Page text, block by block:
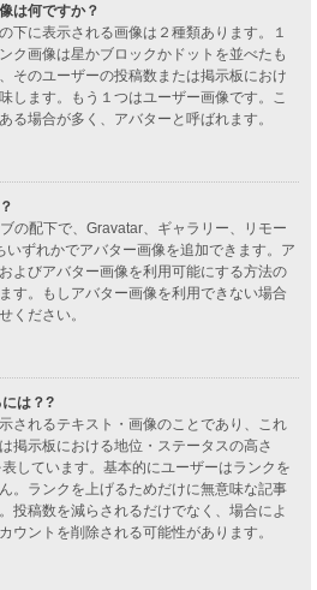
は何ですか？
下に表示される画像は２種類あります。１
ク画像は星かブロックかドットを並べたも
そのユーザーの投稿数または掲示板におけ
します。もう１つはユーザー画像です。こ
る場合が多く、アバターと呼ばれます。
の配下で、Gravatar、ギャラリー、リモー
いずれかでアバター画像を追加できます。ア
よびアバター画像を利用可能にする方法の
す。もしアバター画像を利用できない場合
ください。
は？?
されるテキスト・画像のことであり、これ
掲示板における地位・ステータスの高さ
しています。基本的にユーザーはランクを
。ランクを上げるためだけに無意味な記事
投稿数を減らされるだけでなく、場合によ
ウントを削除される可能性があります。